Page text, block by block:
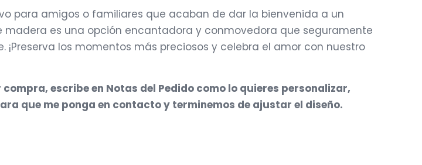
para amigos o familiares que acaban de dar la bienvenida a un
es una opción encantadora y conmovedora que seguramente
los momentos más preciosos y celebra el amor con nuestro
escribe en Notas del Pedido como lo quieres personalizar,
que me ponga en contacto y terminemos de ajustar el diseño.